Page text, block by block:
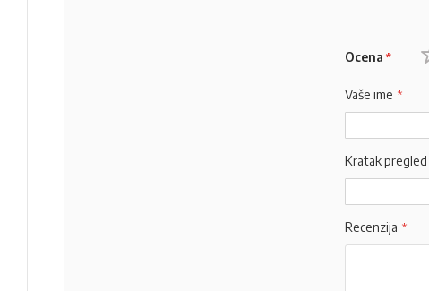
Ocena
Vaše ime
Kratak pregled
Recenzija